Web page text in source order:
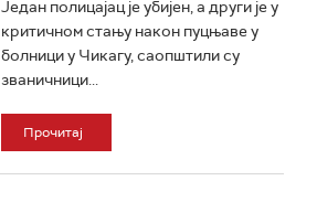
Један полицајац је убијен, а други је у
критичном стању након пуцњаве у
болници у Чикагу, саопштили су
званичници...
Прочитај